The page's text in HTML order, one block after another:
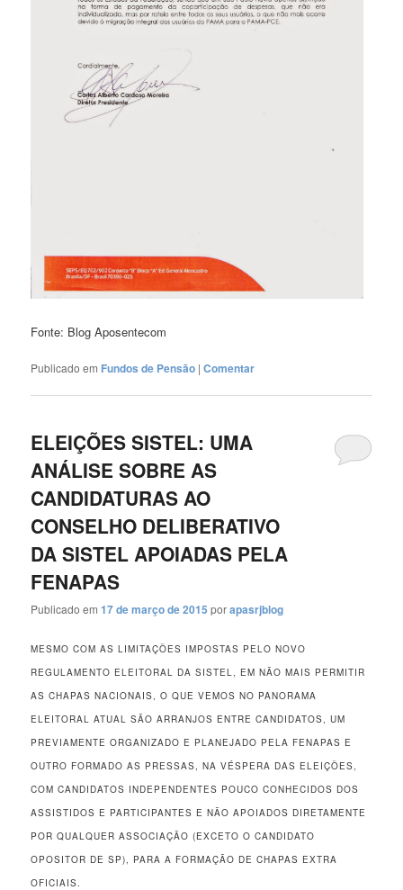
Fonte: Blog Aposentecom
Publicado em Fundos de Pensão |Comentar
ELEIÇÕES SISTEL: UMA
ANÁLISE SOBRE AS
CANDIDATURAS AO
CONSELHO DELIBERATIVO
DA SISTEL APOIADAS PELA
FENAPAS
Publicado em17 de março de 2015 porapasrjblog
MESMO COM AS LIMITAÇÕES IMPOSTAS PELO NOVO
REGULAMENTO ELEITORAL DA SISTEL, EM NÃO MAIS PERMITIR
AS CHAPAS NACIONAIS, O QUE VEMOS NO PANORAMA
ELEITORAL ATUAL SÃO ARRANJOS ENTRE CANDIDATOS, UM
PREVIAMENTE ORGANIZADO E PLANEJADO PELA FENAPAS E
OUTRO FORMADO AS PRESSAS, NA VÉSPERA DAS ELEIÇÕES,
COM CANDIDATOS INDEPENDENTES POUCO CONHECIDOS DOS
ASSISTIDOS E PARTICIPANTES E NÃO APOIADOS DIRETAMENTE
POR QUALQUER ASSOCIAÇÃO (EXCETO O CANDIDATO
OPOSITOR DE SP), PARA A FORMAÇÃO DE CHAPAS EXTRA
OFICIAIS.